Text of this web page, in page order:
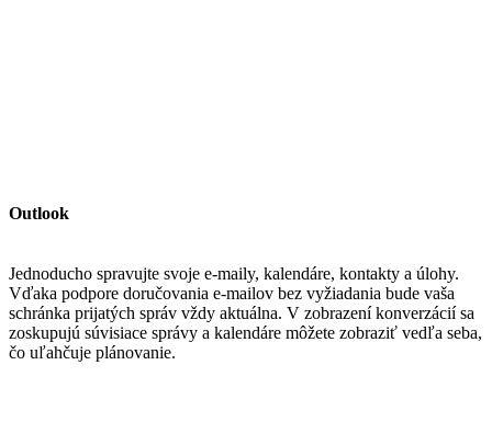
Outlook
Jednoducho spravujte svoje e-maily, kalendáre, kontakty a úlohy.
Vďaka podpore doručovania e-mailov bez vyžiadania bude vaša
schránka prijatých správ vždy aktuálna. V zobrazení konverzácií sa
zoskupujú súvisiace správy a kalendáre môžete zobraziť vedľa seba,
čo uľahčuje plánovanie.